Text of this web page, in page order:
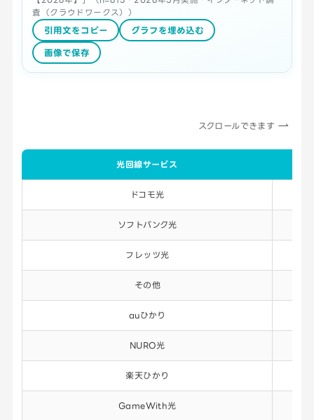
査（クラウドワークス））
引用文をコピー グラフを埋め込む
画像で保存
スクロールできます
光回線サービス
ドコモ光
ソフトバンク光
フレッツ光
その他
auひかり
NURO光
楽天ひかり
GameWith光